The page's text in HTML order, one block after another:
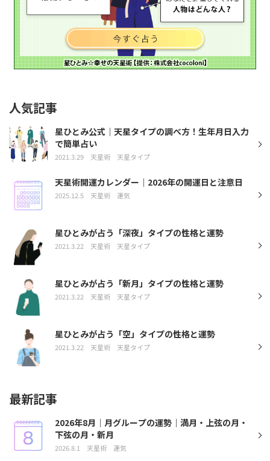
人気記事
星ひとみ公式｜天星タイプの調べ方！生年月日入力
で簡単占い
2021.3.29 天星術 天星タイプ
天星術開運カレンダー｜2026年の開運日と注意日
2025.12.5 天星術 運気
星ひとみが占う「深夜」タイプの性格と運勢
2021.3.22 天星術 天星タイプ
星ひとみが占う「新月」タイプの性格と運勢
2021.3.22 天星術 天星タイプ
星ひとみが占う「空」タイプの性格と運勢
2021.3.22 天星術 天星タイプ
最新記事
2026年8月｜月グループの運勢｜満月・上弦の月・
下弦の月・新月
2026.8.1 天星術 運気